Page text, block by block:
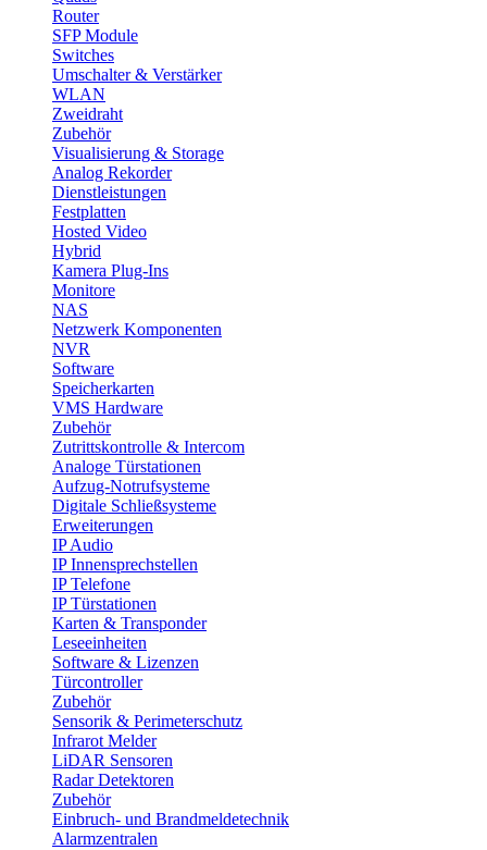
Router
SFP Module
Switches
Umschalter & Verstärker
WLAN
Zweidraht
Zubehör
Visualisierung & Storage
Analog Rekorder
Dienstleistungen
Festplatten
Hosted Video
Hybrid
Kamera Plug-Ins
Monitore
NAS
Netzwerk Komponenten
NVR
Software
Speicherkarten
VMS Hardware
Zubehör
Zutrittskontrolle & Intercom
Analoge Türstationen
Aufzug-Notrufsysteme
Digitale Schließsysteme
Erweiterungen
IP Audio
IP Innensprechstellen
IP Telefone
IP Türstationen
Karten & Transponder
Leseeinheiten
Software & Lizenzen
Türcontroller
Zubehör
Sensorik & Perimeterschutz
Infrarot Melder
LiDAR Sensoren
Radar Detektoren
Zubehör
Einbruch- und Brandmeldetechnik
Alarmzentralen